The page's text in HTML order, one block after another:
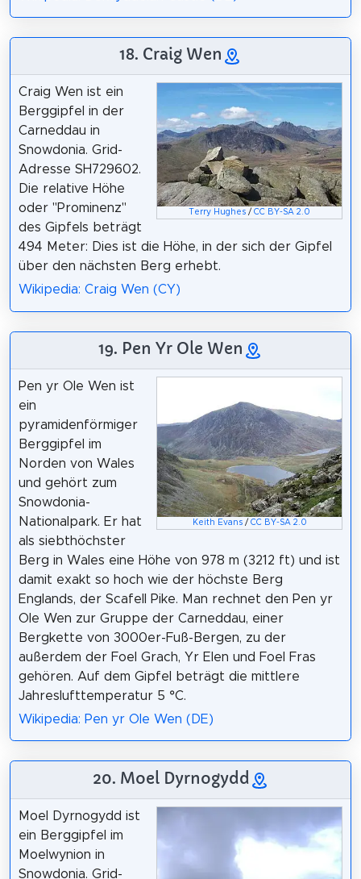
18. Craig Wen
Terry Hughes /CC BY-SA 2.0
Craig Wen ist ein
Berggipfel in der
Carneddau in
Snowdonia. Grid-
Adresse SH729602.
Die relative Höhe
oder "Prominenz"
des Gipfels beträgt
494 Meter: Dies ist die Höhe, in der sich der Gipfel
über den nächsten Berg erhebt.
Wikipedia: Craig Wen (CY)
19. Pen Yr Ole Wen
Keith Evans/ CC BY-SA 2.0
Pen yr Ole Wen ist
ein
pyramidenförmiger
Berggipfel im
Norden von Wales
und gehört zum
Snowdonia-
Nationalpark. Er hat
als siebthöchster
Berg in Wales eine Höhe von 978 m (3212 ft) und ist
damit exakt so hoch wie der höchste Berg
Englands, der Scafell Pike. Man rechnet den Pen yr
Ole Wen zur Gruppe der Carneddau, einer
Bergkette von 3000er-Fuß-Bergen, zu der
außerdem der Foel Grach, Yr Elen und Foel Fras
gehören. Auf dem Gipfel beträgt die mittlere
Jahreslufttemperatur 5 °C.
Wikipedia: Pen yr Ole Wen (DE)
20. Moel Dyrnogydd
Moel Dyrnogydd ist
ein Berggipfel im
Moelwynion in
Snowdonia. Grid-